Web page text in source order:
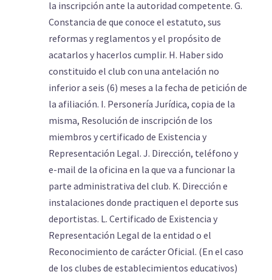
la inscripción ante la autoridad competente. G.
Constancia de que conoce el estatuto, sus
reformas y reglamentos y el propósito de
acatarlos y hacerlos cumplir. H. Haber sido
constituido el club con una antelación no
inferior a seis (6) meses a la fecha de petición de
la afiliación. I. Personería Jurídica, copia de la
misma, Resolución de inscripción de los
miembros y certificado de Existencia y
Representación Legal. J. Dirección, teléfono y
e-mail de la oficina en la que va a funcionar la
parte administrativa del club. K. Dirección e
instalaciones donde practiquen el deporte sus
deportistas. L. Certificado de Existencia y
Representación Legal de la entidad o el
Reconocimiento de carácter Oficial. (En el caso
de los clubes de establecimientos educativos)